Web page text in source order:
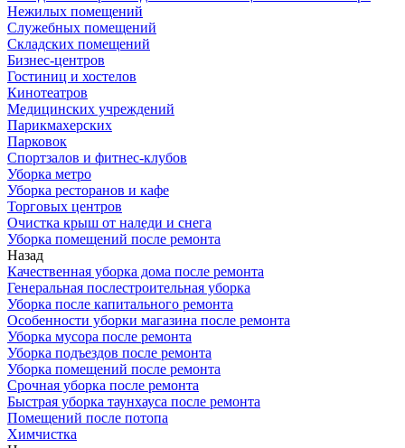
Нежилых помещений
Служебных помещений
Складских помещений
Бизнес-центров
Гостиниц и хостелов
Кинотеатров
Медицинских учреждений
Парикмахерских
Парковок
Спортзалов и фитнес-клубов
Уборка метро
Уборка ресторанов и кафе
Торговых центров
Очистка крыш от наледи и снега
Уборка помещений после ремонта
Назад
Качественная уборка дома после ремонта
Генеральная послестроительная уборка
Уборка после капитального ремонта
Особенности уборки магазина после ремонта
Уборка мусора после ремонта
Уборка подъездов после ремонта
Уборка помещений после ремонта
Срочная уборка после ремонта
Быстрая уборка таунхауса после ремонта
Помещений после потопа
Химчистка